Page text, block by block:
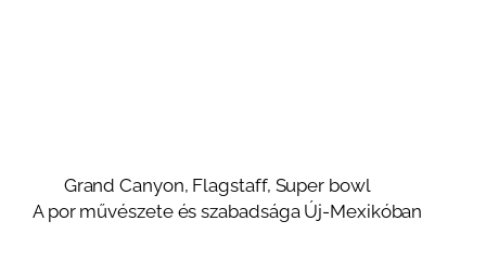
Grand Canyon, Flagstaff, Super bowl
A por művészete és szabadsága Új-Mexikóban